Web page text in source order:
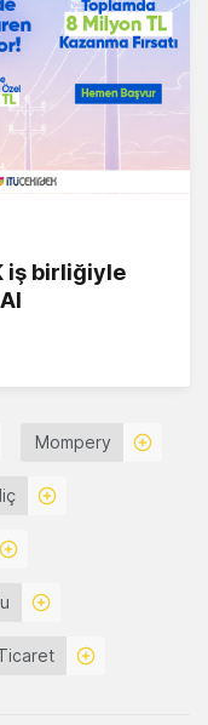
iş birliğiyle
Mompery